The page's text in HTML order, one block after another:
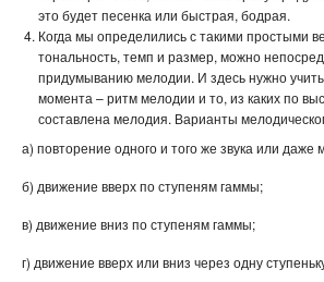
это будет песенка или быстрая, бодрая.
Когда мы определились с такими простыми
тональность, темп и размер, можно
придумыванию мелодии. И здесь нужно
момента – ритм мелодии и то, из каких по
составлена мелодия. Варианты
а) повторение одного и того же звука или
б) движение вверх по ступеням гаммы;
в) движение вниз по ступеням гаммы;
г) движение вверх или вниз через одну